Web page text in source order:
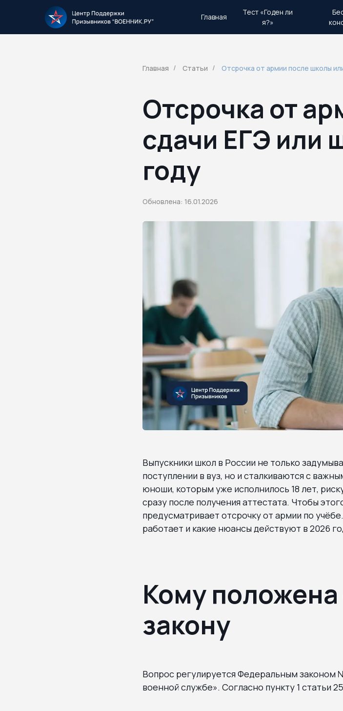
Тест «Годен ли
я?»
Главная
Главная / Статьи / Отсрочка от армии после школы
Отсрочка от
сдачи ЕГЭ или
году
Обновлена: 16.01.2026
Выпускники школ в России не только
поступлении в вуз, но и сталкиваются с
юноши, которым уже исполнилось 18 лет,
сразу после получения аттестата. Чтобы
предусматривает отсрочку от армии по
работает и какие нюансы действуют в 2026
Кому положена
закону
Вопрос регулируется Федеральным законом
военной службе». Согласно пункту 1 статьи